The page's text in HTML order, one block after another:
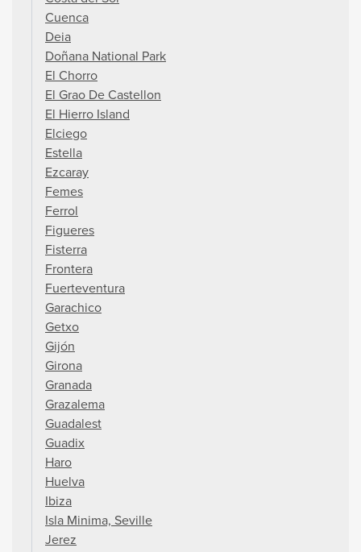
Cuenca
Deia
Doñana National Park
El Chorro
El Grao De Castellon
El Hierro Island
Elciego
Estella
Ezcaray
Femes
Ferrol
Figueres
Fisterra
Frontera
Fuerteventura
Garachico
Getxo
Gijón
Girona
Granada
Grazalema
Guadalest
Guadix
Haro
Huelva
Ibiza
Isla Minima, Seville
Jerez